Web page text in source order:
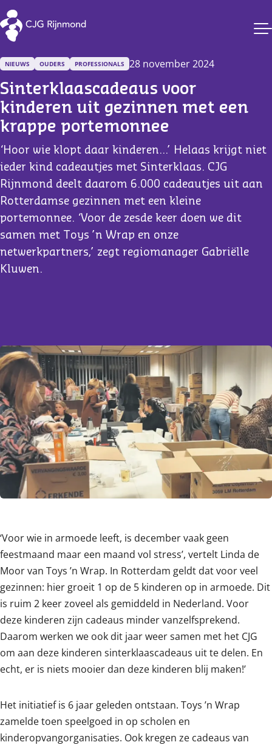
CJG Rijnmond
NIEUWS OUDERS PROFESSIONALS 28 november 2024
Sinterklaascadeaus voor
kinderen uit gezinnen met een
krappe portemonnee
‘Hoor wie klopt daar kinderen…’ Helaas krijgt niet
ieder kind cadeautjes met Sinterklaas. CJG
Rijnmond deelt daarom 6.000 cadeautjes uit aan
Rotterdamse gezinnen met een kleine
portemonnee. ‘Voor de zesde keer doen we dit
samen met Toys ’n Wrap en onze
netwerkpartners,’ zegt regiomanager Gabriëlle
Kluwen.
‘Voor wie in armoede leeft, is december vaak geen
feestmaand maar een maand vol stress’, vertelt Linda de
Moor van Toys ’n Wrap. In Rotterdam geldt dat voor veel
gezinnen: hier groeit 1 op de 5 kinderen op in armoede. Dit
is ruim 2 keer zoveel als gemiddeld in Nederland. Voor
deze kinderen zijn cadeaus minder vanzelfsprekend.
Daarom werken we ook dit jaar weer samen met het CJG
om aan deze kinderen sinterklaascadeaus uit te delen. En
echt, er is niets mooier dan deze kinderen blij maken!’
Het initiatief is 6 jaar geleden ontstaan. Toys ’n Wrap
zamelde toen speelgoed in op scholen en
kinderopvangorganisaties. Ook kregen ze cadeaus van